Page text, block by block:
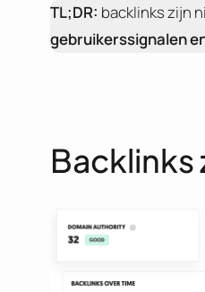
TL;DR: backlinks zijn
gebruikerssignalen
Backlinks